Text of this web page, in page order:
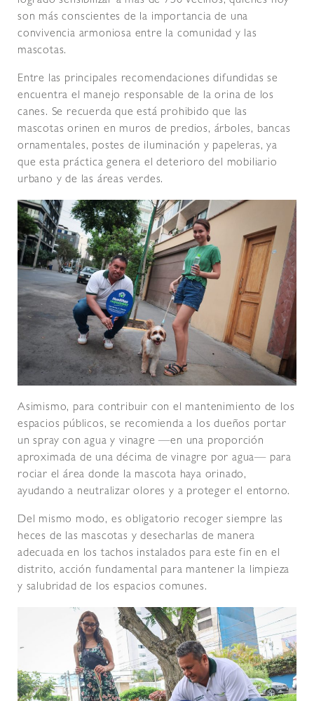
son más conscientes de la importancia de una
convivencia armoniosa entre la comunidad y las
mascotas.
Entre las principales recomendaciones difundidas se
encuentra el manejo responsable de la orina de los
canes. Se recuerda que está prohibido que las
mascotas orinen en muros de predios, árboles, bancas
ornamentales, postes de iluminación y papeleras, ya
que esta práctica genera el deterioro del mobiliario
urbano y de las áreas verdes.
Asimismo, para contribuir con el mantenimiento de los
espacios públicos, se recomienda a los dueños portar
un spray con agua y vinagre —en una proporción
aproximada de una décima de vinagre por agua— para
rociar el área donde la mascota haya orinado,
ayudando a neutralizar olores y a proteger el entorno.
Del mismo modo, es obligatorio recoger siempre las
heces de las mascotas y desecharlas de manera
adecuada en los tachos instalados para este fin en el
distrito, acción fundamental para mantener la limpieza
y salubridad de los espacios comunes.